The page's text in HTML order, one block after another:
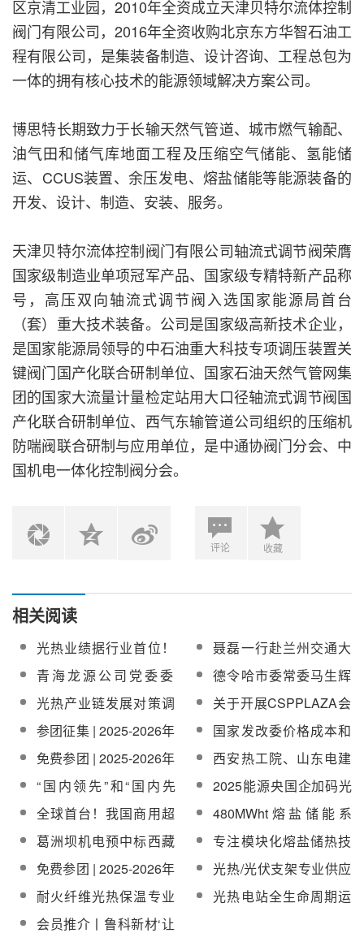
区京清工业园，2010年全资成立天津贝特尔流体控制
阀门有限公司，2016年全资收购北京东方华智石油工
程有限公司，是集装备制造、设计咨询、工程总包为
一体的拥有核心技术的能源领域解决方案公司。
博思特长期致力于长输天然气管道、城市燃气输配、
油气田和储气库地面工程及压缩空气储能、氢能储
运、CCUS装置、余压发电、熔盐储能等能源装备的
开发、设计、制造、安装、服务。
天津贝特尔流体控制阀门有限公司轴流式调节阀荣膺
国家级制造业单项冠军产品、国家级专精特新产品称
号，高压双向轴流式调节阀入选国家能源局首台
（套）重大技术装备。公司是国家级高新技术企业，
是国家能源局领导的中石油重大科技专项调压装置关
键阀门国产化联合研制单位、国家石油天然气管网集
团的国家大流量计量检定站用大口径轴流式调节阀国
产化联合研制单位、西气东输管道公司组织的压缩机
防喘阀联合研制与应用单位，是中通协阀门分会、中
国机电一体化控制阀分会。
评论 收藏
相关阅读
光热业绩据行业首位！
中国能建发布接待机构
投资者调研活动的公告
聂磊一行赴兰州交通大
学大成敦煌50MW熔盐
线性菲涅尔式光热电站
慰问调研
青海龙源公司党委委
员、副总经理刘清辉赴
格尔木熔盐储能项目调
研
德令哈市委常委马生辉
一行赴龙腾光热考察调
研
光热产业链发展对策调
研！西北能源监管局联
合青海省能源局召开青
海建设国家清洁能源产
业高地调研组第三次协
关于开展CSPPLAZA会
员单位2025年度走访调
研活动的通知
参团征集 | 2025-2026年
度平台会员单位巡回调
研活动第一期：江苏/上
海/安徽
国家发改委价格成本和
认证中心开展光热发电
产业发展情况调研
免费参团 | 2025-2026年
度平台会员单位巡回调
研活动第二期：山东
西安热工院、山东电建
一公司联合体预中标大
唐120MW/480MWh熔
盐储热项目EPC总承包
“国内领先”和“国内先
进”！川润数字能源基于
熔盐储能的风光热电储
一体化多能耦合系统项
目通过专家评审
2025能源央国企加码光
热发电：中广核
全球首台！我国商用超
临界二氧化碳发电机组
“超碳一号”成功商运
480MWht熔盐储能系
统！独山子热电厂光伏
熔盐储能示范项目蒸汽
发生系统、汽轮发电机
组设备采购
葛洲坝机电预中标西藏
阿里地区噶尔县50MW
光热项目EPC总承包
专注模块化熔盐储热技
术！昱华科技加入
CSPPLAZA会员单位
免费参团 | 2025-2026年
度平台会员单位巡回调
研活动第四期：湖北
光热/光伏支架专业供应
商—河南天丰新能源科
技股份有限公司加入
耐火纤维光热保温专业
供应商 — 湖北烁砺新材
料科技有限公司加入
光热电站全生命周期运
会员推介丨鲁科新材‘让